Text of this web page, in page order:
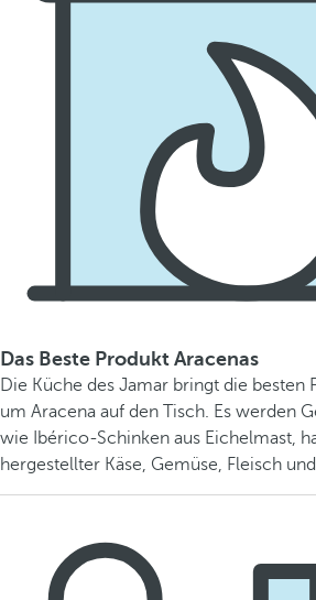
Das Beste Produkt Aracenas
Die Küche des Jamar bringt die besten
um Aracena auf den Tisch. Es werden
wie Ibérico-Schinken aus Eichelmast,
hergestellter Käse, Gemüse, Fleisch